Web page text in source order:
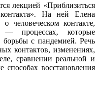
лекцией «Приблизиться
На ней Елена
человеческом контакте,
— процессах, которые
борьбы с пандемией. Речь
контактов, изменениях,
сравнении реальной и
восстановления